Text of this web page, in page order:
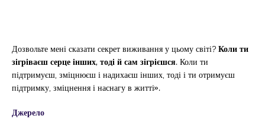
Дозвольте мені сказати секрет виживання у цьому світі?Коли ти
зігріваєш серце інших, тоді й сам зігрієшся. Коли ти
підтримуєш, зміцнюєш і надихаєш інших, тоді і ти отримуєш
підтримку, зміцнення і наснагу в житті».
Джерело